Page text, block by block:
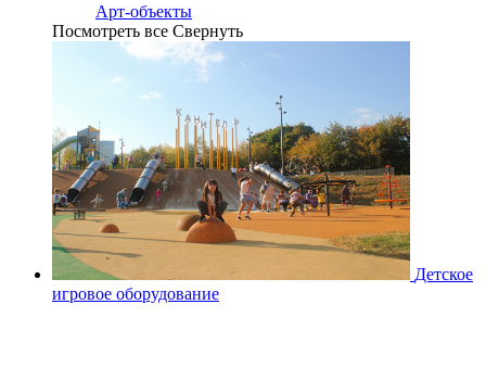
Арт-объекты
Посмотреть все Свернуть
Детское
игровое оборудование